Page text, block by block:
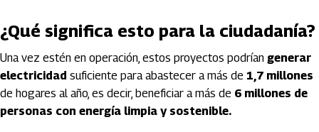
¿Qué significa esto para la ciudadanía?
Una vez estén en operación, estos proyectos podrían generar
electricidad suficiente para abastecer a más de 1,7 millones
de hogares al año, es decir, beneficiar a más de 6 millones de
personas con energía limpia y sostenible.